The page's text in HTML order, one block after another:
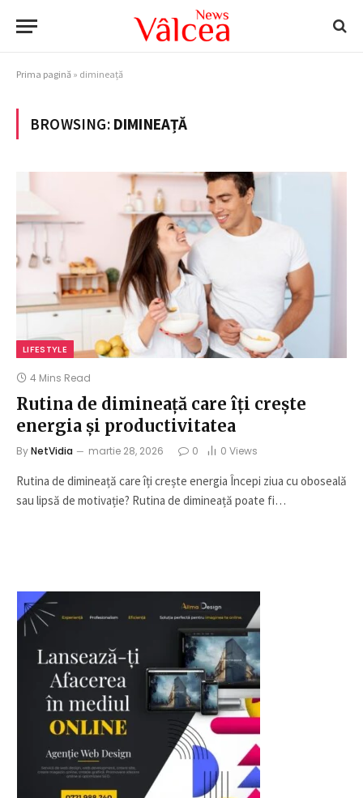
Prima pagină » dimineață
BROWSING: DIMINEAȚĂ
LIFESTYLE
4 Mins Read
Rutina de dimineață care îți crește
energia și productivitatea
ByNetVidia martie 28, 2026 0 0 Views
Rutina de dimineață care îți crește energia Începi ziua cu oboseală
sau lipsă de motivație? Rutina de dimineață poate fi…